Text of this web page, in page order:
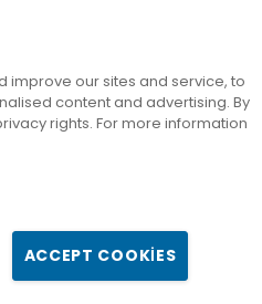
our sites and service, to
content and advertising. By
rights. For more information
ACCEPT COOKIES